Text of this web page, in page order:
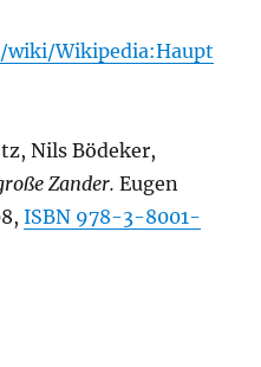
Wikipedia:Haupt
Nils Bödeker,
Zander. Eugen
ISBN 978-3-8001-